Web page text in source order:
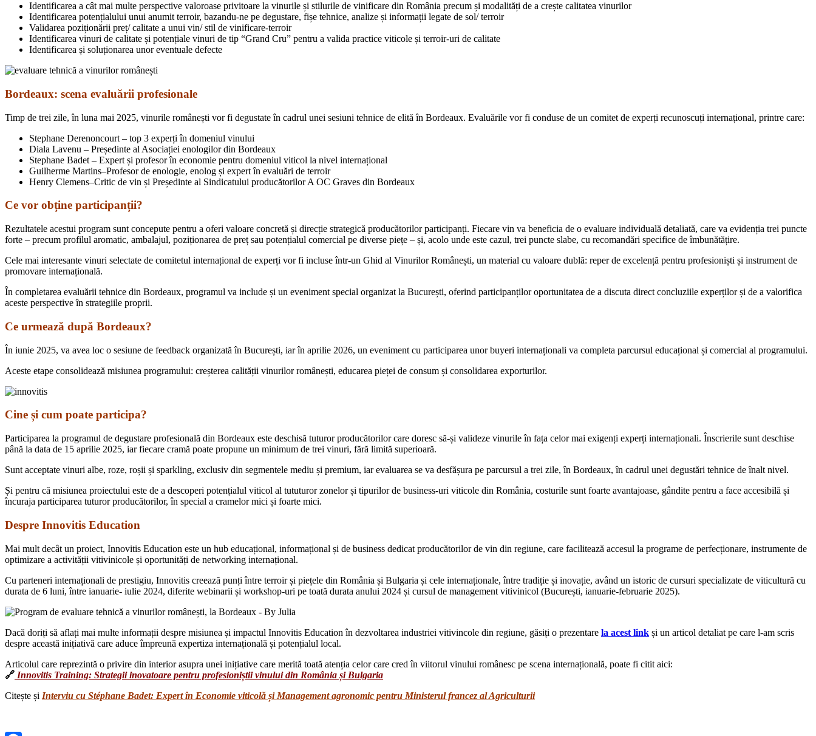
Identificarea a cât mai multe perspective valoroase privitoare la vinurile și stilurile de vinificare din România precum și modalități de a crește calitatea vinurilor
Identificarea potențialului unui anumit terroir, bazandu-ne pe degustare, fișe tehnice, analize și informații legate de sol/ terroir
Validarea poziționării preț/ calitate a unui vin/ stil de vinificare-terroir
Identificarea vinuri de calitate și potențiale vinuri de tip “Grand Cru” pentru a valida practice viticole și terroir-uri de calitate
Identificarea și soluționarea unor eventuale defecte
Bordeaux: scena evaluării profesionale
Timp de trei zile, în luna mai 2025, vinurile românești vor fi degustate în cadrul unei sesiuni tehnice de elită în Bordeaux. Evaluările vor fi conduse de un comitet de experți recunoscuți internațional, printre care:
Stephane Derenoncourt – top 3 experți în domeniul vinului
Diala Lavenu – Președinte al Asociației enologilor din Bordeaux
Stephane Badet – Expert și profesor în economie pentru domeniul viticol la nivel internațional
Guilherme Martins–Profesor de enologie, enolog și expert în evaluări de terroir
Henry Clemens–Critic de vin și Președinte al Sindicatului producătorilor A OC Graves din Bordeaux
Ce vor obține participanții?
Rezultatele acestui program sunt concepute pentru a oferi valoare concretă și direcție strategică producătorilor participanți. Fiecare vin va beneficia de o evaluare individuală detaliată, care va evidenția trei puncte
forte – precum profilul aromatic, ambalajul, poziționarea de preț sau potențialul comercial pe diverse piețe – și, acolo unde este cazul, trei puncte slabe, cu recomandări specifice de îmbunătățire.
Cele mai interesante vinuri selectate de comitetul internațional de experți vor fi incluse într-un Ghid al Vinurilor Românești, un material cu valoare dublă: reper de excelență pentru profesioniști și instrument de
promovare internațională.
În completarea evaluării tehnice din Bordeaux, programul va include și un eveniment special organizat la București, oferind participanților oportunitatea de a discuta direct concluziile experților și de a valorifica
aceste perspective în strategiile proprii.
Ce urmează după Bordeaux?
În iunie 2025, va avea loc o sesiune de feedback organizată în București, iar în aprilie 2026, un eveniment cu participarea unor buyeri internaționali va completa parcursul educațional și comercial al programului.
Aceste etape consolidează misiunea programului: creșterea calității vinurilor românești, educarea pieței de consum și consolidarea exporturilor.
Cine și cum poate participa?
Participarea la programul de degustare profesională din Bordeaux este deschisă tuturor producătorilor care doresc să-și valideze vinurile în fața celor mai exigenți experți internaționali. Înscrierile sunt deschise
până la data de 15 aprilie 2025, iar fiecare cramă poate propune un minimum de trei vinuri, fără limită superioară.
Sunt acceptate vinuri albe, roze, roșii și sparkling, exclusiv din segmentele mediu și premium, iar evaluarea se va desfășura pe parcursul a trei zile, în Bordeaux, în cadrul unei degustări tehnice de înalt nivel.
Și pentru că misiunea proiectului este de a descoperi potențialul viticol al tututuror zonelor și tipurilor de business-uri viticole din România, costurile sunt foarte avantajoase, gândite pentru a face accesibilă și
încuraja participarea tuturor producătorilor, în special a cramelor mici și foarte mici.
Despre Innovitis Education
Mai mult decât un proiect, Innovitis Education este un hub educațional, informațional și de business dedicat producătorilor de vin din regiune, care facilitează accesul la programe de perfecționare, instrumente de
optimizare a activității vitivinicole și oportunități de networking internațional.
Cu parteneri internaționali de prestigiu, Innovitis creează punți între terroir și piețele din România și Bulgaria și cele internaționale, între tradiție și inovație, având un istoric de cursuri specializate de viticultură cu
durata de 6 luni, între ianuarie- iulie 2024, diferite webinarii și workshop-uri pe toată durata anului 2024 și cursul de management vitivinicol (București, ianuarie-februarie 2025).
Dacă doriți să aflați mai multe informații despre misiunea și impactul Innovitis Education în dezvoltarea industriei vitivincole din regiune, găsiți o prezentare la acest link și un articol detaliat pe care l-am scris
despre această inițiativă care aduce împreună expertiza internațională și potențialul local.
Articolul care reprezintă o privire din interior asupra unei inițiative care merită toată atenția celor care cred în viitorul vinului românesc pe scena internațională, poate fi citit aici:
🔗 Innovitis Training: Strategii inovatoare pentru profesioniștii vinului din România și Bulgaria
Citește și Interviu cu Stéphane Badet: Expert în Economie viticolă și Management agronomic pentru Ministerul francez al Agriculturii